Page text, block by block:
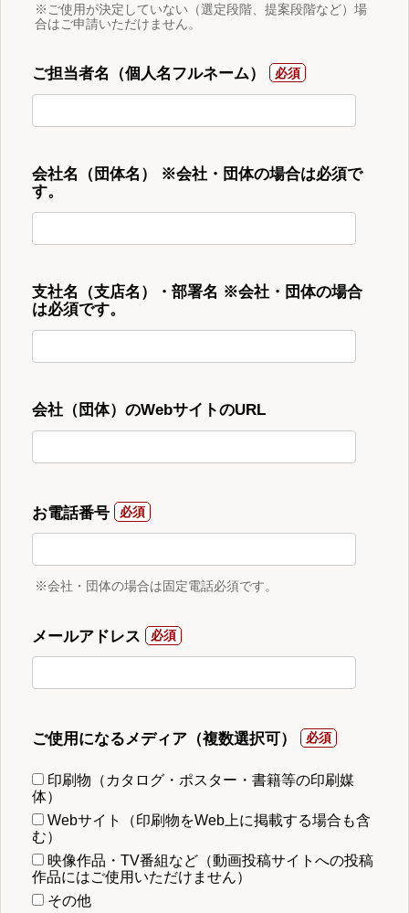
※ご使用が決定していない（選定段階、提案段階など）場
合はご申請いただけません。
ご担当者名（個人名フルネーム）
会社名（団体名） ※会社・団体の場合は必須で
す。
支社名（支店名）・部署名 ※会社・団体の場合
は必須です。
会社（団体）のWebサイトのURL
お電話番号
※会社・団体の場合は固定電話必須です。
メールアドレス
ご使用になるメディア（複数選択可）
印刷物（カタログ・ポスター・書籍等の印刷媒
体）
Webサイト（印刷物をWeb上に掲載する場合も含
む）
映像作品・TV番組など（動画投稿サイトへの投稿
作品にはご使用いただけません）
その他